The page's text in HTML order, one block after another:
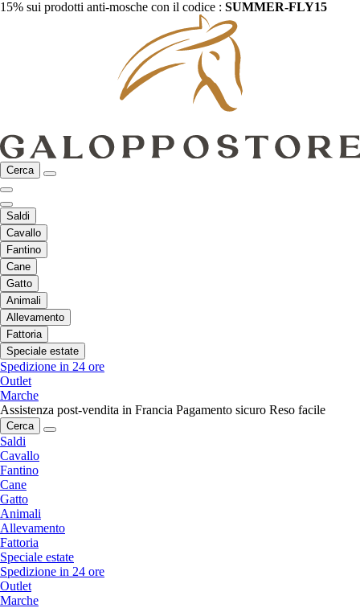
15% sui prodotti anti-mosche con il codice : SUMMER-FLY15
Cerca
Saldi
Cavallo
Fantino
Cane
Gatto
Animali
Allevamento
Fattoria
Speciale estate
Spedizione in 24 ore
Outlet
Marche
Assistenza post-vendita in Francia Pagamento sicuro Reso facile
Cerca
Saldi
Cavallo
Fantino
Cane
Gatto
Animali
Allevamento
Fattoria
Speciale estate
Spedizione in 24 ore
Outlet
Marche